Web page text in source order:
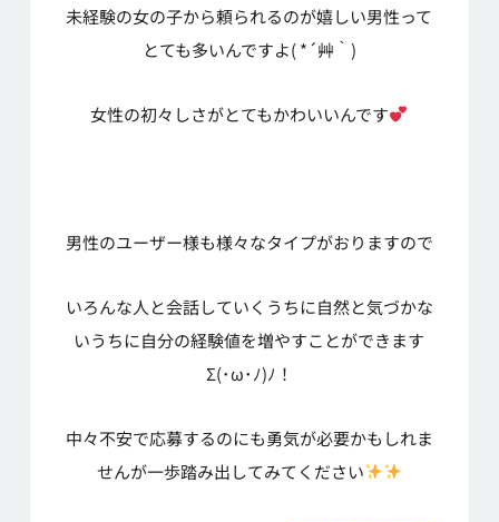
未経験の女の子から頼られるのが嬉しい男性って
とても多いんですよ( *´艸｀)
女性の初々しさがとてもかわいいんです
男性のユーザー様も様々なタイプがおりますので
いろんな人と会話していくうちに自然と気づかな
いうちに自分の経験値を増やすことができます
Σ(･ω･ﾉ)ﾉ！
中々不安で応募するのにも勇気が必要かもしれま
せんが一歩踏み出してみてください